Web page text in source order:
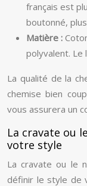
français est
boutonné,
Matière :
polyvalent. Le
La qualité de la
chemise bien
vous assurera un
La cravate ou
votre style
La cravate ou le
définir le style de